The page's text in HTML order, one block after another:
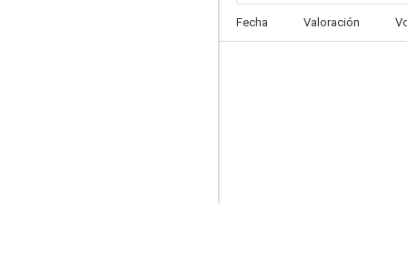
6.8
Fecha Valoración